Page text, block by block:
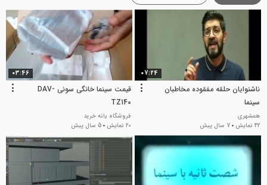
07:24
ناشنوایان حلقه مفقوده مخاطبان
سینما
همشهری
42 نمایش
7 سال پیش
03:46
قیمت سینما خانگی سونی DAV-
TZ140
فروشگاه بانه خرید
20 نمایش
5 سال پیش